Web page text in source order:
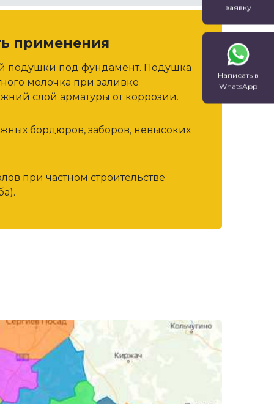
производстве кладочных.
Менделеевская
Мякинино
Новокузнецкая
Планерная
Площадь Революции
Полянка
Пролетарская
применения
подушки под фундамент. Подушка
молочка при заливке
слой арматуры от коррозии.
бордюров, заборов, невысоких
при частном строительстве
заявку
Написать в
WhatsApp